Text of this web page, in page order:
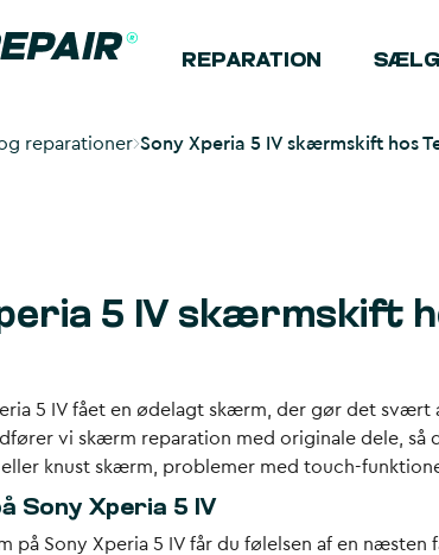
REPARATION SÆLG
reparationer Sony Xperia 5 IV skærmskift hos
5 IV skærmskift
5 IV fået en ødelagt skærm, der gør det
vi skærm reparation med originale dele,
knust skærm, problemer med touch-
Sony Xperia 5 IV
på Sony Xperia 5 IV får du følelsen af en